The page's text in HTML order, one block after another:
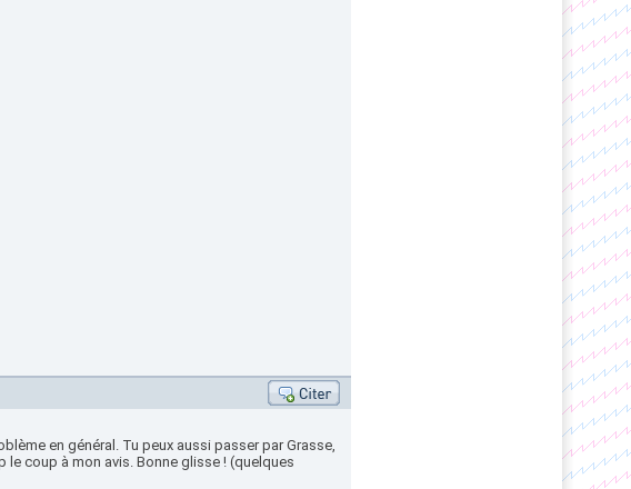
en général. Tu peux aussi passer par Grasse,
coup à mon avis. Bonne glisse ! (quelques